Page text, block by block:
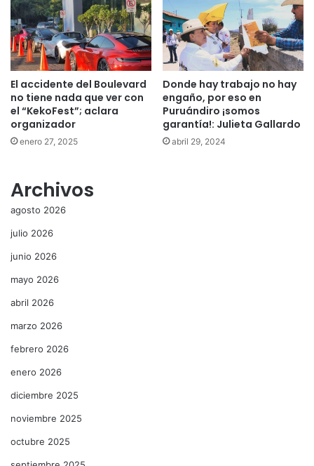
El accidente del Boulevard
no tiene nada que ver con
el “KekoFest”; aclara
organizador
enero 27, 2025
Donde hay trabajo no hay
engaño, por eso en
Puruándiro ¡somos
garantía!: Julieta Gallardo
abril 29, 2024
Archivos
agosto 2026
julio 2026
junio 2026
mayo 2026
abril 2026
marzo 2026
febrero 2026
enero 2026
diciembre 2025
noviembre 2025
octubre 2025